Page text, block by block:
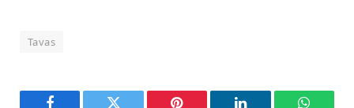
Tavas